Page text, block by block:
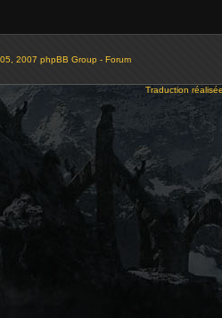
2007 phpBB Group - Forum
Traduction